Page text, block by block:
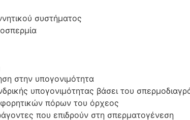
συστήματος
στην υπογονιμότητα
υπογονιμότητας βάσει του
πόρων του όρχεος
που επιδρούν στη σπερματογένεση